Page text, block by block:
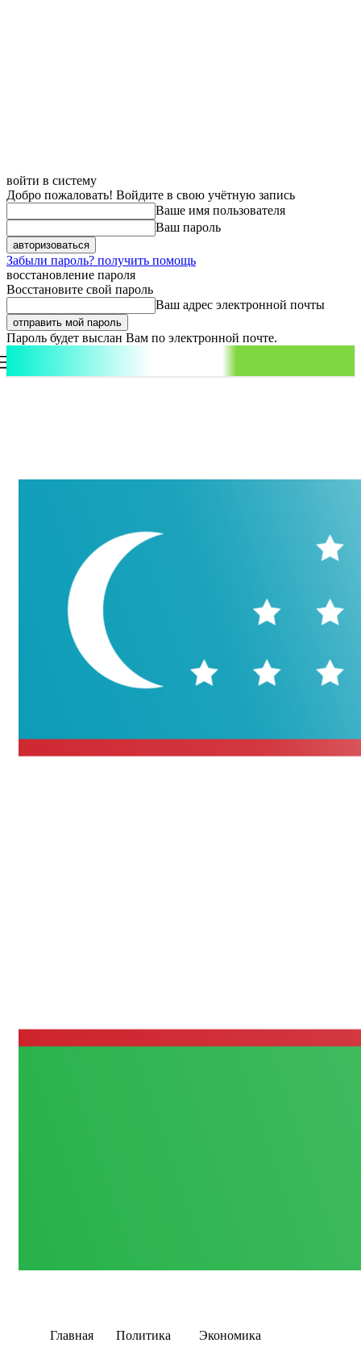
войти в систему
Добро пожаловать! Войдите в свою учётную запись
Ваше имя пользователя
Ваш пароль
Забыли пароль? получить помощь
восстановление пароля
Восстановите свой пароль
Ваш адрес электронной почты
Пароль будет выслан Вам по электронной почте.
Главная Политика Экономика